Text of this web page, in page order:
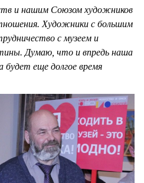
и нашим Союзом художников
Художники с большим
с музеем и
Думаю, что и впредь наша
будет еще долгое время